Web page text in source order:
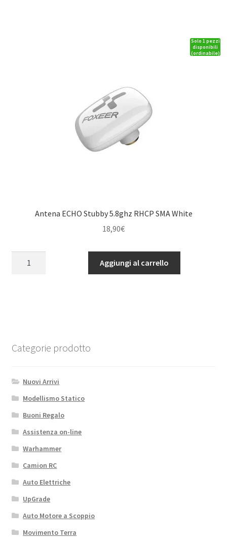
Solo 1 pezzi
disponibili
(ordinabile)
Antena ECHO Stubby 5.8ghz RHCP SMA White
18,90€
quantità
Aggiungi al carrello
Categorie prodotto
Nuovi Arrivi
Modellismo Statico
Buoni Regalo
Assistenza on-line
Warhammer
Camion RC
Auto Elettriche
UpGrade
Auto Motore a Scoppio
Movimento Terra